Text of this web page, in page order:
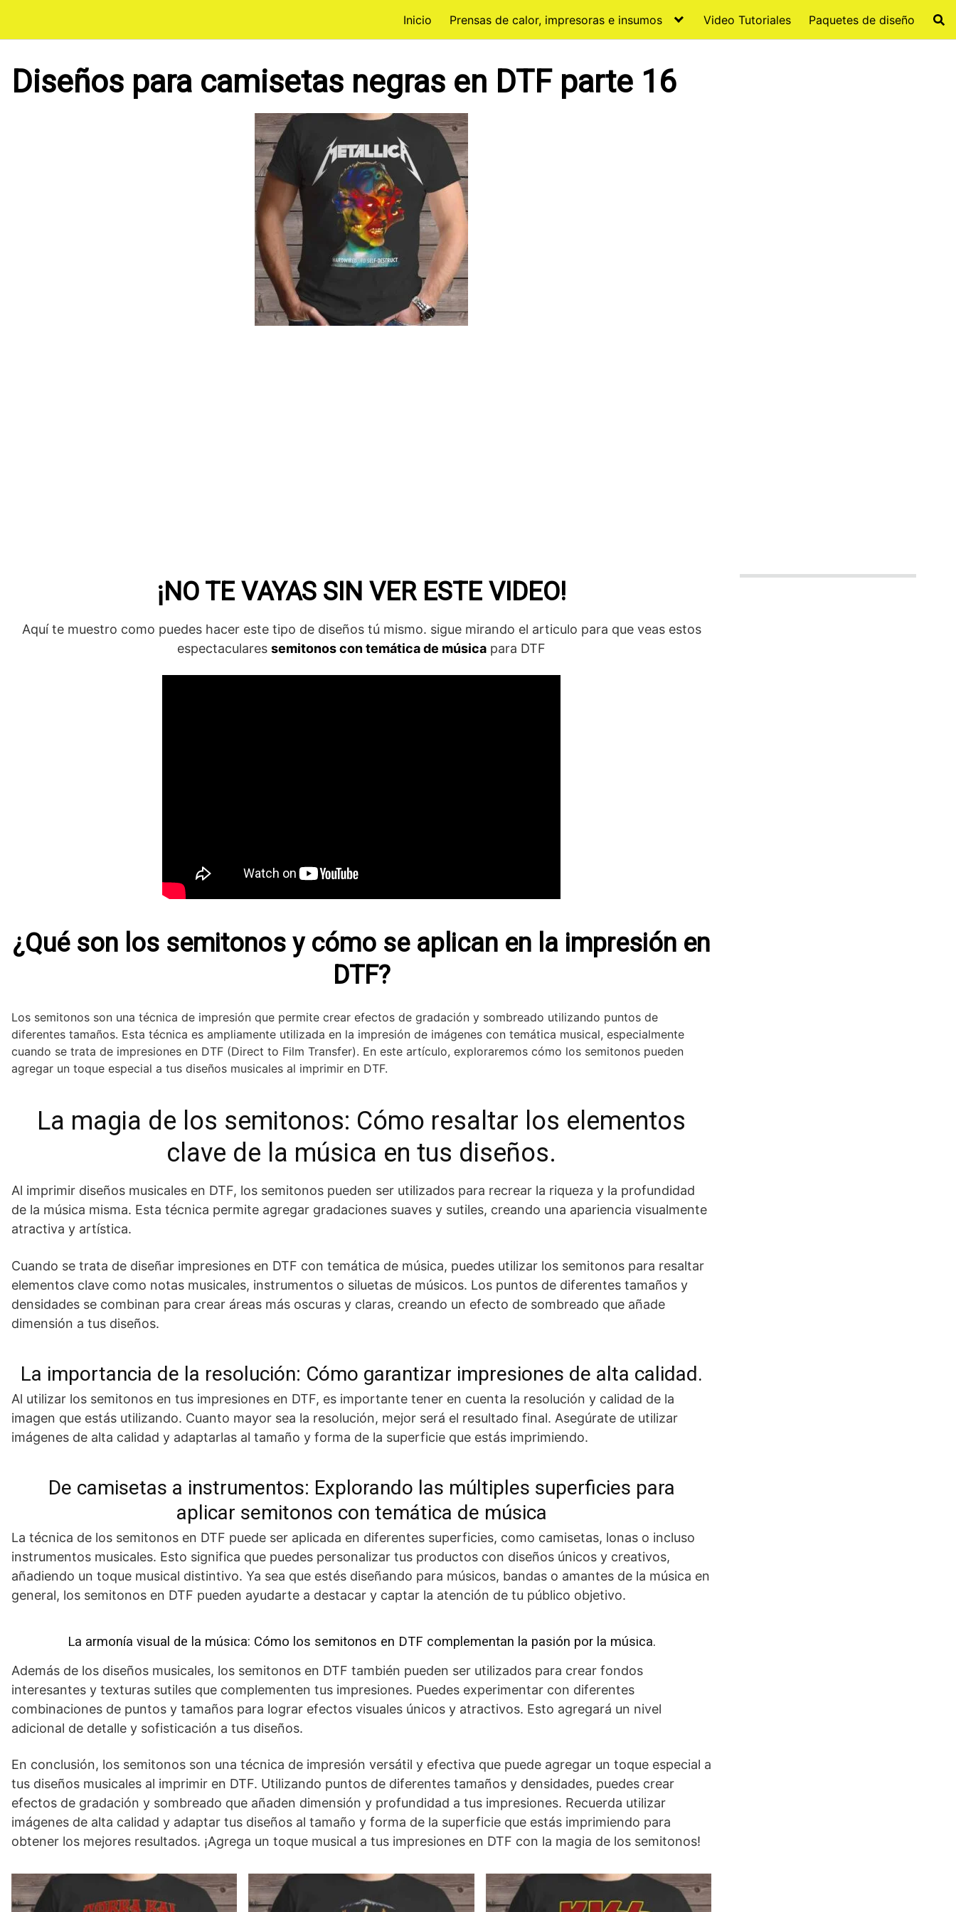
contenido
Inicio Prensas de calor, impresoras e insumos Video Tutoriales Paquetes de diseño
Diseños para camisetas negras en DTF parte 16
¡NO TE VAYAS SIN VER ESTE VIDEO!
Aquí te muestro como puedes hacer este tipo de diseños tú mismo. sigue mirando el articulo para que veas estos
espectaculares semitonos con temática de música para DTF
¿Qué son los semitonos y cómo se aplican en la impresión en
DTF?
Los semitonos son una técnica de impresión que permite crear efectos de gradación y sombreado utilizando puntos de
diferentes tamaños. Esta técnica es ampliamente utilizada en la impresión de imágenes con temática musical, especialmente
cuando se trata de impresiones en DTF (Direct to Film Transfer). En este artículo, exploraremos cómo los semitonos pueden
agregar un toque especial a tus diseños musicales al imprimir en DTF.
La magia de los semitonos: Cómo resaltar los elementos
clave de la música en tus diseños.
Al imprimir diseños musicales en DTF, los semitonos pueden ser utilizados para recrear la riqueza y la profundidad
de la música misma. Esta técnica permite agregar gradaciones suaves y sutiles, creando una apariencia visualmente
atractiva y artística.
Cuando se trata de diseñar impresiones en DTF con temática de música, puedes utilizar los semitonos para resaltar
elementos clave como notas musicales, instrumentos o siluetas de músicos. Los puntos de diferentes tamaños y
densidades se combinan para crear áreas más oscuras y claras, creando un efecto de sombreado que añade
dimensión a tus diseños.
La importancia de la resolución: Cómo garantizar impresiones de alta calidad.
Al utilizar los semitonos en tus impresiones en DTF, es importante tener en cuenta la resolución y calidad de la
imagen que estás utilizando. Cuanto mayor sea la resolución, mejor será el resultado final. Asegúrate de utilizar
imágenes de alta calidad y adaptarlas al tamaño y forma de la superficie que estás imprimiendo.
De camisetas a instrumentos: Explorando las múltiples superficies para
aplicar semitonos con temática de música
La técnica de los semitonos en DTF puede ser aplicada en diferentes superficies, como camisetas, lonas o incluso
instrumentos musicales. Esto significa que puedes personalizar tus productos con diseños únicos y creativos,
añadiendo un toque musical distintivo. Ya sea que estés diseñando para músicos, bandas o amantes de la música en
general, los semitonos en DTF pueden ayudarte a destacar y captar la atención de tu público objetivo.
La armonía visual de la música: Cómo los semitonos en DTF complementan la pasión por la música.
Además de los diseños musicales, los semitonos en DTF también pueden ser utilizados para crear fondos
interesantes y texturas sutiles que complementen tus impresiones. Puedes experimentar con diferentes
combinaciones de puntos y tamaños para lograr efectos visuales únicos y atractivos. Esto agregará un nivel
adicional de detalle y sofisticación a tus diseños.
En conclusión, los semitonos son una técnica de impresión versátil y efectiva que puede agregar un toque especial a
tus diseños musicales al imprimir en DTF. Utilizando puntos de diferentes tamaños y densidades, puedes crear
efectos de gradación y sombreado que añaden dimensión y profundidad a tus impresiones. Recuerda utilizar
imágenes de alta calidad y adaptar tus diseños al tamaño y forma de la superficie que estás imprimiendo para
obtener los mejores resultados. ¡Agrega un toque musical a tus impresiones en DTF con la magia de los semitonos!